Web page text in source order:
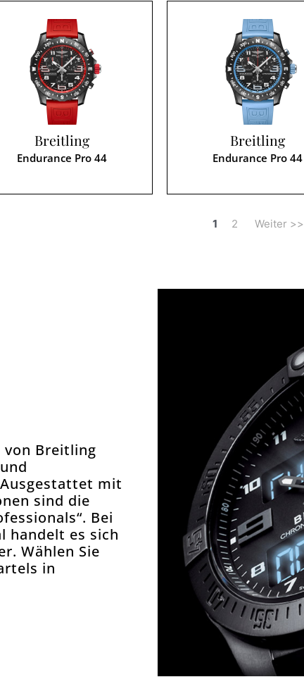
Breitling
Endurance Pro 44
Breitling
Endurance Pro 44
1 2 Weiter >>
von Breitling
mit
sind die
Bei
handelt es sich
Wählen Sie
in